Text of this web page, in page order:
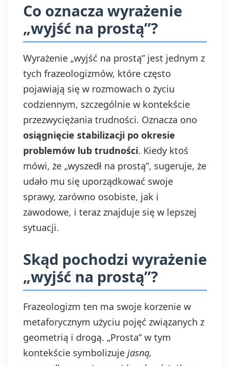
Co oznacza wyrażenie
„wyjść na prostą”?
Wyrażenie „wyjść na prostą” jest jednym z
tych frazeologizmów, które często
pojawiają się w rozmowach o życiu
codziennym, szczególnie w kontekście
przezwyciężania trudności. Oznacza ono
osiągnięcie stabilizacji po okresie
problemów lub trudności. Kiedy ktoś
mówi, że „wyszedł na prostą”, sugeruje, że
udało mu się uporządkować swoje
sprawy, zarówno osobiste, jak i
zawodowe, i teraz znajduje się w lepszej
sytuacji.
Skąd pochodzi wyrażenie
„wyjść na prostą”?
Frazeologizm ten ma swoje korzenie w
metaforycznym użyciu pojęć związanych z
geometrią i drogą. „Prosta” w tym
kontekście symbolizuje jasną,